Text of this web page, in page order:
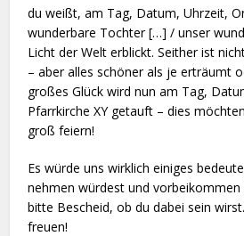
du weißt, am Tag, Datum, Uhrzeit,
wunderbare Tochter […] / unser
Licht der Welt erblickt. Seither ist
– aber alles schöner als je erträumt
großes Glück wird nun am Tag,
Pfarrkirche XY getauft – dies
groß feiern!
Es würde uns wirklich einiges
nehmen würdest und vorbeikommen
bitte Bescheid, ob du dabei sein
freuen!